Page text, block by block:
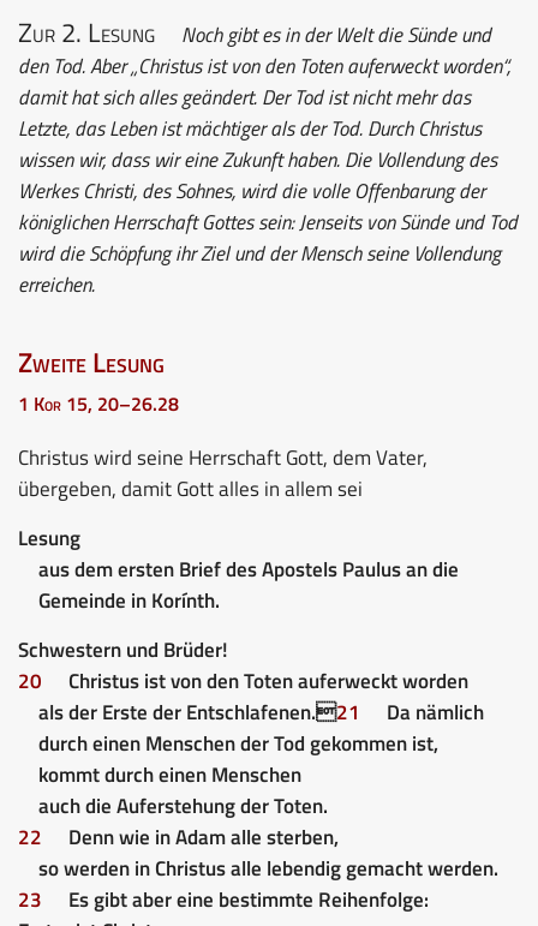
Zur 2. Lesung
Noch gibt es in der Welt die Sünde und
den Tod. Aber „Christus ist von den Toten auferweckt worden“,
damit hat sich alles geändert. Der Tod ist nicht mehr das
Letzte, das Leben ist mächtiger als der Tod. Durch Christus
wissen wir, dass wir eine Zukunft haben. Die Vollendung des
Werkes Christi, des Sohnes, wird die volle Offenbarung der
königlichen Herrschaft Gottes sein: Jenseits von Sünde und Tod
wird die Schöpfung ihr Ziel und der Mensch seine Vollendung
erreichen.
Zweite Lesung
1 Kor 15, 20–26.28
Christus wird seine Herrschaft Gott, dem Vater,
übergeben, damit Gott alles in allem sei
Lesung
aus dem ersten Brief des Apostels Paulus an die
Gemeinde in Korínth.
Schwestern und Brüder!
20
Christus ist von den Toten auferweckt worden
als der Erste der Entschlafenen.21
Da nämlich
durcheinenMenschen der Tod gekommen ist,
kommt durcheinenMenschen
auch die Auferstehung der Toten.
22
Denn wie in Adam alle sterben,
so werden in Christus alle lebendig gemacht werden.
23
Es gibt aber eine bestimmte Reihenfolge: